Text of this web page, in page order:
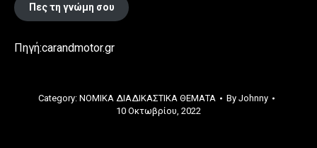
Πες τη γνώμη σου
Πηγή:carandmotor.gr
Category: ΝΟΜΙΚΑ ΔΙΑΔΙΚΑΣΤΙΚΑ ΘΕΜΑΤΑ By Johnny
10 Οκτωβρίου, 2022